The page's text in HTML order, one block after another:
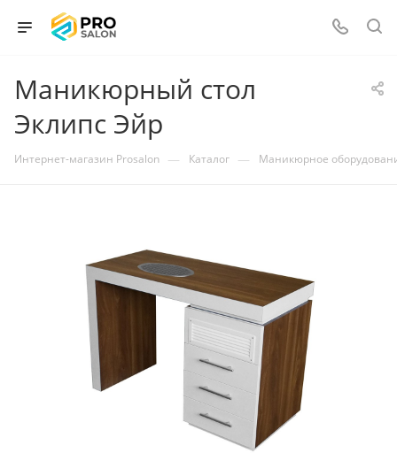
Маникюрный стол
Эклипс Эйр
Интернет-магазин Prosalon — Каталог — Маникюрное